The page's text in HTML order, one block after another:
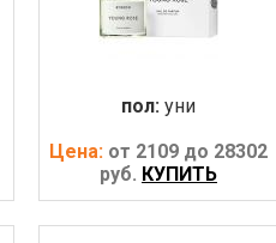
пол: уни
Цена: от 2109 до 28302
руб. КУПИТЬ